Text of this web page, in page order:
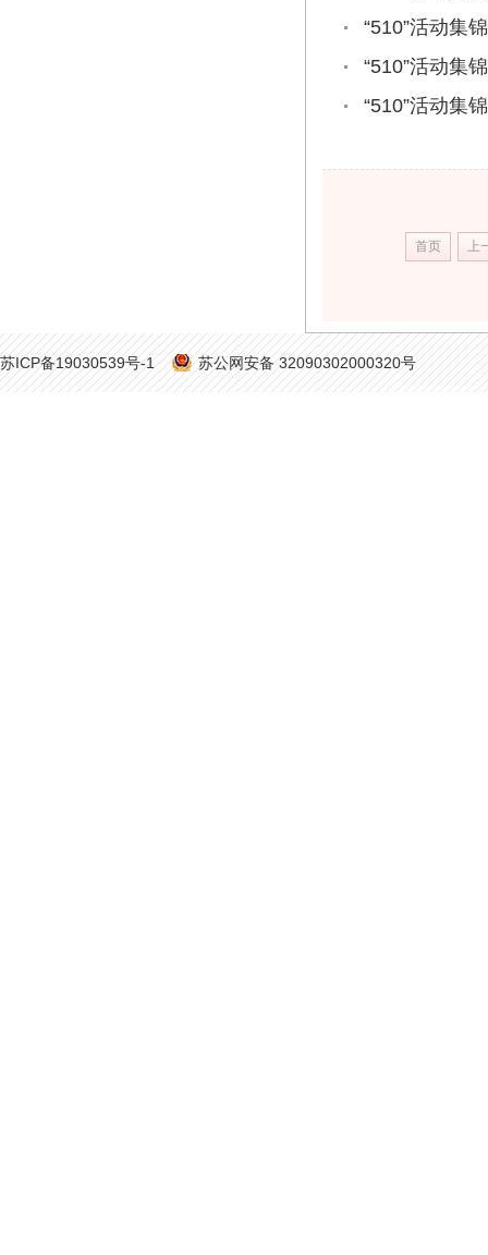
“510”活动集
“510”活动集
“510”活动集
首页 上
苏ICP备19030539号-1 苏公网安备 32090302000320号